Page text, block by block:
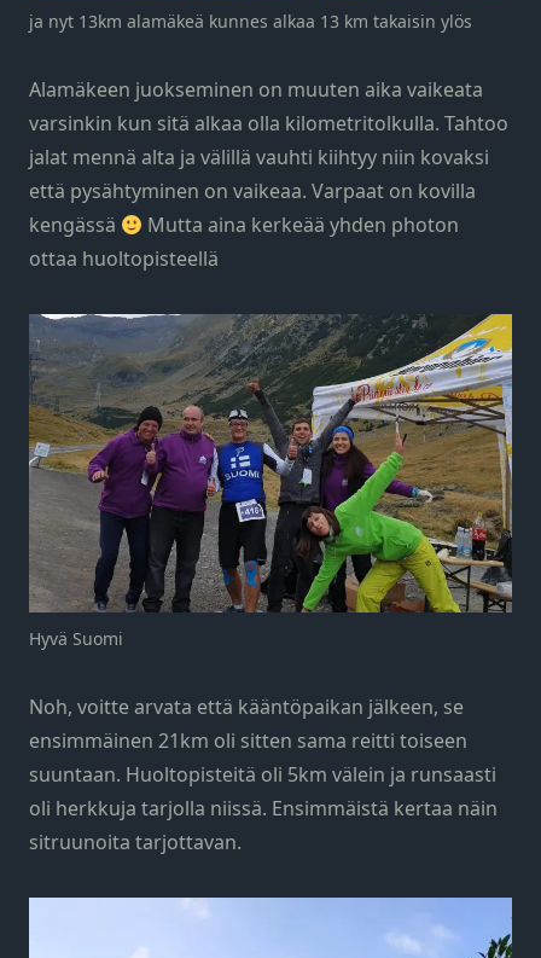
ja nyt 13km alamäkeä kunnes alkaa 13 km takaisin ylös
Alamäkeen juokseminen on muuten aika vaikeata
varsinkin kun sitä alkaa olla kilometritolkulla. Tahtoo
jalat mennä alta ja välillä vauhti kiihtyy niin kovaksi
että pysähtyminen on vaikeaa. Varpaat on kovilla
kengässä
Mutta aina kerkeää yhden photon
ottaa huoltopisteellä
Hyvä Suomi
Noh, voitte arvata että kääntöpaikan jälkeen, se
ensimmäinen 21km oli sitten sama reitti toiseen
suuntaan. Huoltopisteitä oli 5km välein ja runsaasti
oli herkkuja tarjolla niissä. Ensimmäistä kertaa näin
sitruunoita tarjottavan.